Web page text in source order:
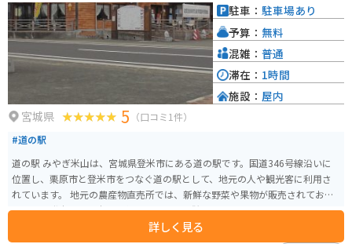
的な建造物や庭園が多く残されています。 周辺には、柳之御所資料館や達谷
窟など、見どころもたくさんあります。 また、わんこそばやひっつみなどの
郷土料理もおすすめです。 平泉は、歴史と自然、食を満喫できる魅力的な観
光地です。
宮城県 5 （口コミ1件）
#道の駅
道の駅 みやぎ米山は、宮城県登米市にある道の駅です。国道346号線沿いに
位置し、栗原市と登米市をつなぐ道の駅として、地元の人や観光客に利用さ
れています。 地元の農産物直売所では、新鮮な野菜や果物が販売されてお
り、特に登米産のお米は人気です。また、併設されているレストランでは、
地元の食材を使った料理を楽しむことができます。おすすめは、登米産のブ
詳しく見る
駐車： 駐車場あり
予算： 無料
混雑： 普通
滞在： 1時間
施設： 屋内